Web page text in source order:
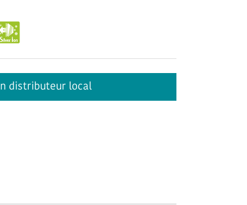
distributeur local